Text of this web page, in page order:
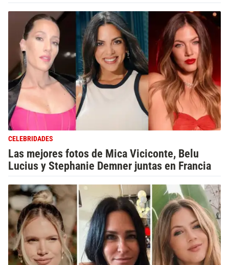
CELEBRIDADES
Las mejores fotos de Mica Viciconte, Belu
Lucius y Stephanie Demner juntas en Francia